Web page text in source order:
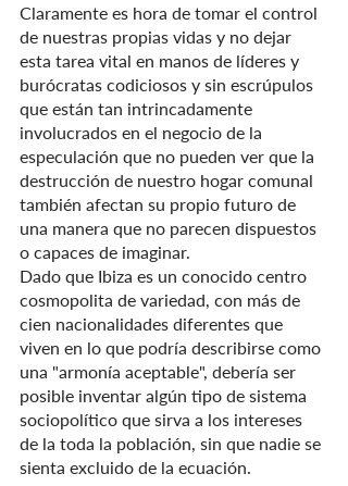
Claramente es hora de tomar el control
de nuestras propias vidas y no dejar
esta tarea vital en manos de líderes y
burócratas codiciosos y sin escrúpulos
que están tan intrincadamente
involucrados en el negocio de la
especulación que no pueden ver que la
destrucción de nuestro hogar comunal
también afectan su propio futuro de
una manera que no parecen dispuestos
o capaces de imaginar.
Dado que Ibiza es un conocido centro
cosmopolita de variedad, con más de
cien nacionalidades diferentes que
viven en lo que podría describirse como
una "armonía aceptable", debería ser
posible inventar algún tipo de sistema
sociopolítico que sirva a los intereses
de la toda la población, sin que nadie se
sienta excluido de la ecuación.